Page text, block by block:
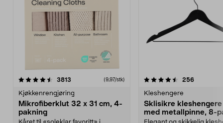
3813 anmeldelser(9,97/stk)
Kjøkkenrengjøring
Mikrofiberklut 32 x 31 cm, 4-
pakning
4.5av 5 stjerner 256
Kleshengere
Sklisikre
med metallpinne, 8-
4.5av 5 stjerner